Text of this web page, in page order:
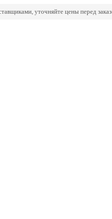
уточняйте цены перед